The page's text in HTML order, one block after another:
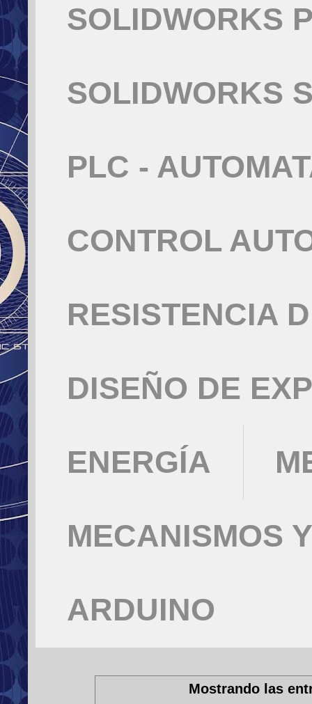
SOLIDWORKS
SOLIDWORKS
PLC -
CONTROL
RESISTENCIA
DISEÑO DE
ENERGÍA
MECANISMOS
ARDUINO
Mostrando las